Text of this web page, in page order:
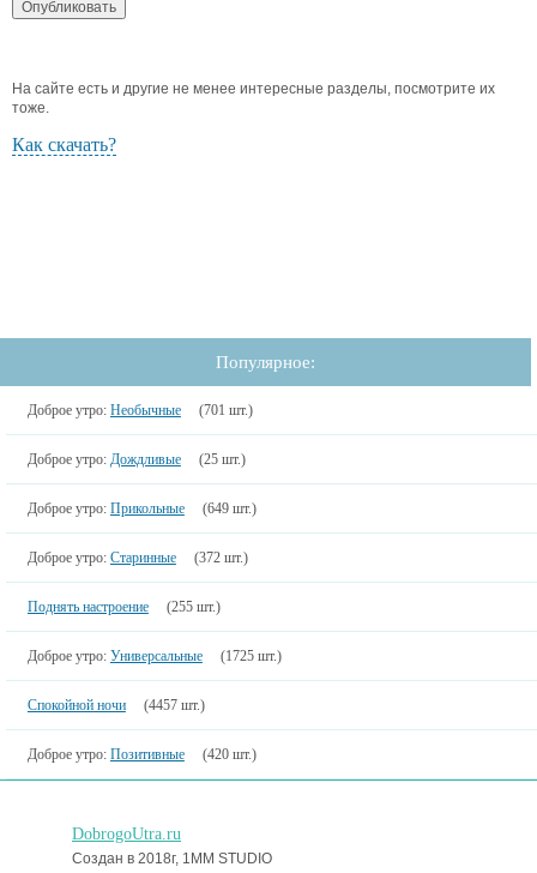
На сайте есть и другие не менее интересные разделы, посмотрите их
тоже.
Как скачать?
Популярное:
Доброе утро: Необычные (701 шт.)
Доброе утро: Дождливые (25 шт.)
Доброе утро: Прикольные (649 шт.)
Доброе утро: Старинные (372 шт.)
Поднять настроение (255 шт.)
Доброе утро: Универсальные (1725 шт.)
Спокойной ночи (4457 шт.)
Доброе утро: Позитивные (420 шт.)
DobrogoUtra.ru
Создан в 2018г, 1MM STUDIO